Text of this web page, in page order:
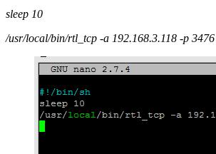
sleep 10
/usr/local/bin/rtl_tcp -a 192.168.3.118 -p 3476